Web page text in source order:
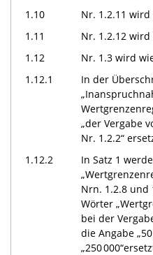
1.10
Nr. 1.2.11
1.11
Nr. 1.2.12 wird
1.12
Nr. 1.3 wird
1.12.1
In der
„der Vergabe
Nr. 1.2.2“
1.12.2
In Satz 1
Nrn. 1.2.8 und
Wörter
bei der
die Angabe
„250